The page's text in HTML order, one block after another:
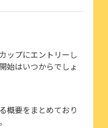
ップにエントリーし
始はいつからでしょ
概要をまとめており